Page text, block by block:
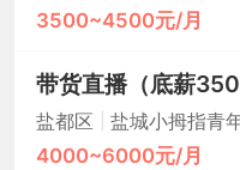
3500~4500元/月
带货直播（底薪
盐都区
盐城小拇指青
4000~6000元/月